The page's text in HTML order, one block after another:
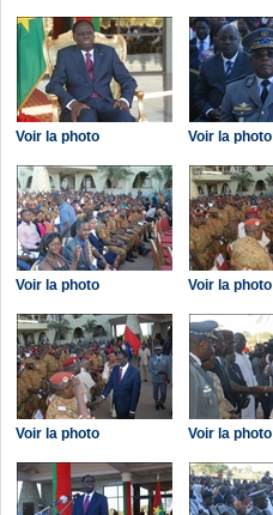
Voir la photo Voir la photo
Voir la photo Voir la photo
Voir la photo Voir la photo